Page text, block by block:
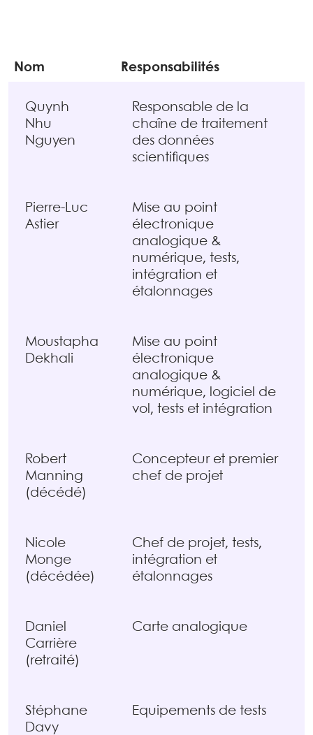
Nom Responsabilités
Quynh
Nhu
Nguyen
Responsable de la
chaîne de traitement
des données
scientifiques
Pierre-Luc
Astier
Mise au point
électronique
analogique &
numérique, tests,
intégration et
étalonnages
Moustapha
Dekhali
Mise au point
électronique
analogique &
numérique, logiciel de
vol, tests et intégration
Robert
Manning
(décédé)
Concepteur et premier
chef de projet
Nicole
Monge
(décédée)
Chef de projet, tests,
intégration et
étalonnages
Daniel
Carrière
(retraité)
Carte analogique
Stéphane
Davy
Equipements de tests